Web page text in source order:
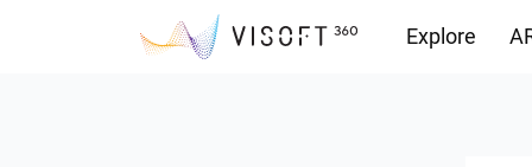
Explore